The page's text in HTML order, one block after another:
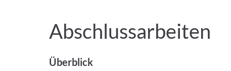
Abschlussarbeiten
Überblick